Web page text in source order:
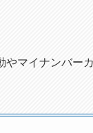
マイナンバー